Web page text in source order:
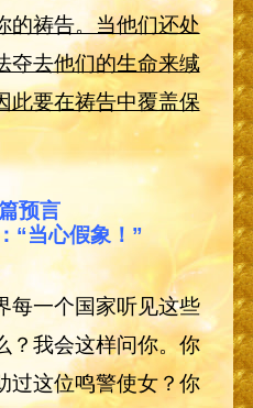
的祷告。当他们还处
夺去他们的生命来缄
此要在祷告中覆盖保
预言
“当心假象！”
每一个国家听见这些
？我会这样问你。你
过这位鸣警使女？你